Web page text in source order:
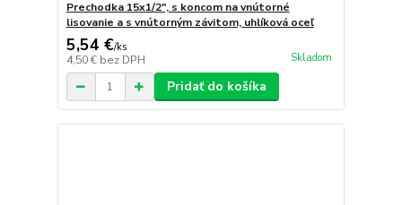
Prechodka 15x1/2", s koncom na vnútorné
lisovanie a s vnútorným závitom, uhlíková oceľ
5,54 €/ks
4,50 € bez DPH Skladom
Pridať do košíka